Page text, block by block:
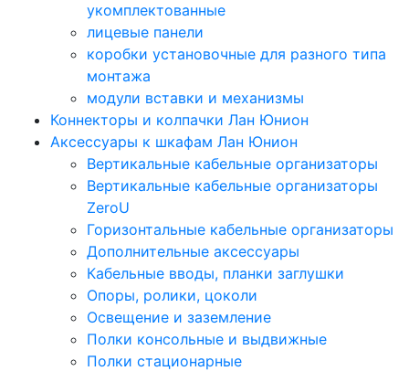
укомплектованные
лицевые панели
коробки установочные для разного типа
монтажа
модули вставки и механизмы
Коннекторы и колпачки Лан Юнион
Аксессуары к шкафам Лан Юнион
Вертикальные кабельные организаторы
Вертикальные кабельные организаторы
ZeroU
Горизонтальные кабельные организаторы
Дополнительные аксессуары
Кабельные вводы, планки заглушки
Опоры, ролики, цоколи
Освещение и заземление
Полки консольные и выдвижные
Полки стационарные